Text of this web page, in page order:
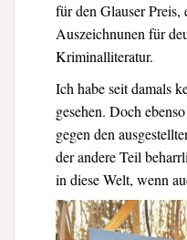
für den Glauser Preis,
Auszeichnunen für
Kriminalliteratur.
Ich habe seit damals
gesehen. Doch
gegen den
der andere Teil
in diese Welt, wenn